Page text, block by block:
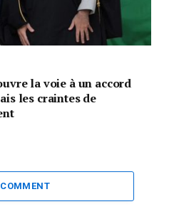
la voie à un accord
les craintes de